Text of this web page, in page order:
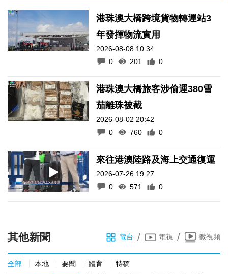
港珠澳大橋跨境貨物轉運站3
年發揮物流實用
2026-08-08 10:34
0
201 0
港珠澳大橋旅客涉偷運380雪
茄離珠被截
2026-08-02 20:42
0
760 0
來往港澳陸路及海上交通復運
2026-07-26 19:27
0
571 0
其他新聞 電台 / 電視 / 微視頻
全部 本地 要聞 體育 特稿